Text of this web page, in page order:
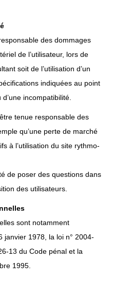
des dommages
de l’utilisateur, lors de
soit de l’utilisation d’un
indiquées au point
incompatibilité.
tenue responsable des
qu’une perte de marché
à l’utilisation du site rythmo-
de poser des questions dans
des utilisateurs.
sont notamment
janvier 1978, la loi n° 2004-
13 du Code pénal et la
1995.